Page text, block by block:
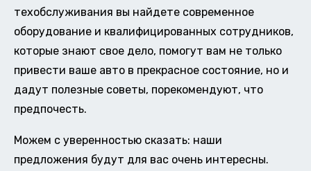
техобслуживания вы найдете современное
оборудование и квалифицированных сотрудников,
которые знают свое дело, помогут вам не только
привести ваше авто в прекрасное состояние, но и
дадут полезные советы, порекомендуют, что
предпочесть.
Можем с уверенностью сказать: наши
предложения будут для вас очень интересны.